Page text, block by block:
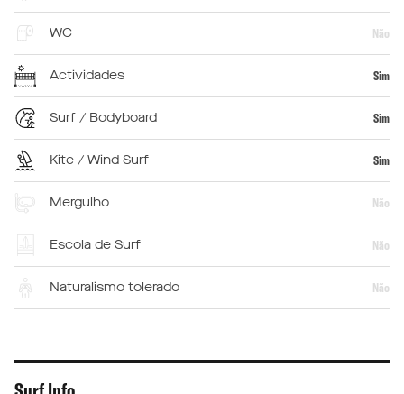
WC Não
Actividades Sim
Surf / Bodyboard Sim
Kite / Wind Surf Sim
Mergulho Não
Escola de Surf Não
Naturalismo tolerado Não